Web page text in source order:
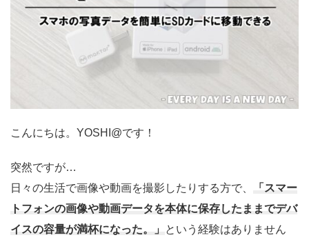
こんにちは。YOSHI@です！
突然ですが…
日々の生活で画像や動画を撮影したりする方で、
「スマー
トフォンの画像や動画データを本体に保存したままでデバ
イスの容量が満杯になった。」 という経験はありません